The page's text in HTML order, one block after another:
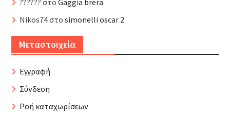
?????? στο Gaggia brera
Nikos74στο simonelli oscar 2
Μεταστοιχεία
Εγγραφή
Σύνδεση
Ροή καταχωρίσεων